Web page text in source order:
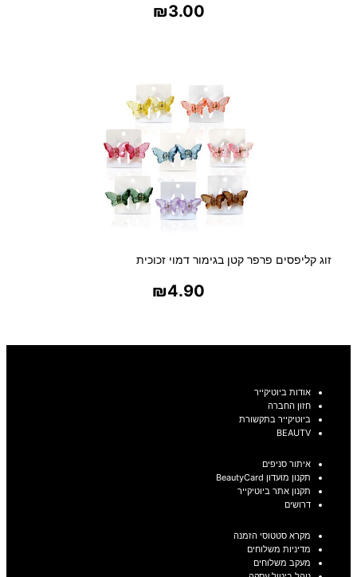
₪3.00
זוג קליפסים פרפר קטן בגימור דמוי זכוכית
₪4.90
אודות ביוטיקייר
חזון החברה
ביוטיקייר בתקשורת
BEAUTV
איתור סניפים
תקנון מועדון BeautyCard
תקנון אתר ביוטיקייר
דרושים
מקרא סטטוסי הזמנה
מדיניות משלוחים
מעקב משלוחים